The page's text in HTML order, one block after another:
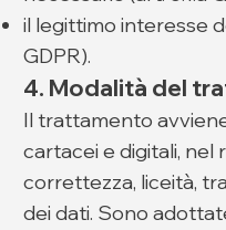
il legittimo interesse
GDPR).
4. Modalità del
Il trattamento
cartacei e digitali, nel
correttezza, liceità,
dei dati. Sono